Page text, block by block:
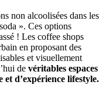
non alcoolisées dans les
». Ces options
! Les coffee shops
en proposant des
et visuellement
de véritables espaces
d’expérience lifestyle.